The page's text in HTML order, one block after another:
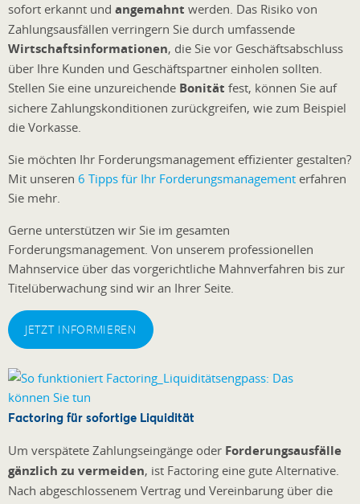
sofort erkannt und angemahnt werden. Das Risiko von
Zahlungsausfällen verringern Sie durch umfassende
Wirtschaftsinformationen, die Sie vor Geschäftsabschluss
über Ihre Kunden und Geschäftspartner einholen sollten.
Stellen Sie eine unzureichende Bonität fest, können Sie auf
sichere Zahlungskonditionen zurückgreifen, wie zum Beispiel
die Vorkasse.
Sie möchten Ihr Forderungsmanagement effizienter gestalten?
Mit unseren 6 Tipps für Ihr Forderungsmanagement erfahren
Sie mehr.
Gerne unterstützen wir Sie im gesamten
Forderungsmanagement. Von unserem professionellen
Mahnservice über das vorgerichtliche Mahnverfahren bis zur
Titelüberwachung sind wir an Ihrer Seite.
JETZT INFORMIEREN
Factoring für sofortige Liquidität
Um verspätete Zahlungseingänge oder Forderungsausfälle
gänzlich zu vermeiden, ist Factoring eine gute Alternative.
Nach abgeschlossenem Vertrag und Vereinbarung über die